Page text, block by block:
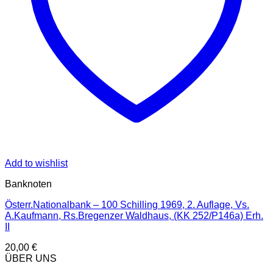
Add to wishlist
Banknoten
Österr.Nationalbank – 100 Schilling 1969, 2. Auflage, Vs.
A.Kaufmann, Rs.Bregenzer Waldhaus, (KK 252/P146a) Erh.
20,00 €
ÜBER UNS